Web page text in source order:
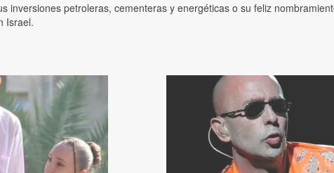
inversiones petroleras, cementeras y energéticas o su feliz
Israel.